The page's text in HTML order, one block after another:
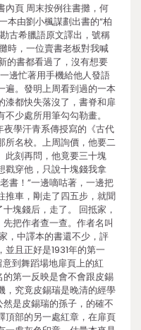
內頁 周末按例往書攤，何
本由劉小楓謀劃出書的“柏
古希臘語原文譯出，號稱
時，一位賣書老板對我喊
的書都看過了，沒有想要
邊忙著用手機給他人發語
遍。發明上周看到過的一本
漆都快失落沒了，書脊和扉
少處所用筆勾勾勒畫。
夜學汗青系傳授寫的《古代
所名校。上周詢價，他要二
此刻再問，他竟要三十塊
戳穿他，只說十塊錢我拿
書！”一邊嘀咕著，一邊把
推車，剛走了四五步，就聞
塊錢后，走了。 回抵家，
把作者查一查。作者名叫
，中譯本的書還不少，評
且正好是1931年的第一
到舞蹈場地扉頁上的紅
的第一反映是會不會跟皮錫
，究竟皮錫瑞是晚清的經學
然是皮錫瑞的孫子，的確不
頂部的另一處紅章，在扉頁